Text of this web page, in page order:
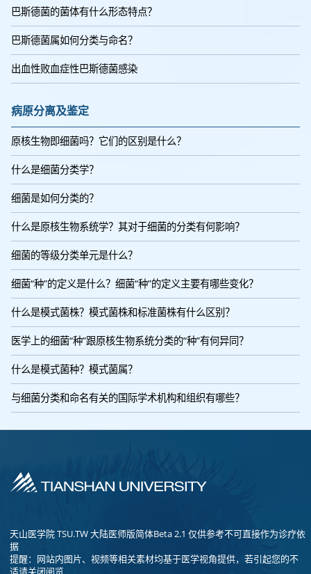
巴斯德菌的菌体有什么形态特点？
巴斯德菌属如何分类与命名？
出血性败血症性巴斯德菌感染
病原分离及鉴定
原核生物即细菌吗？它们的区别是什么？
什么是细菌分类学？
细菌是如何分类的？
什么是原核生物系统学？其对于细菌的分类有何影响？
细菌的等级分类单元是什么？
细菌“种”的定义是什么？细菌“种”的定义主要有哪些变化？
什么是模式菌株？模式菌株和标准菌株有什么区别？
医学上的细菌“种”跟原核生物系统分类的“种”有何异同？
什么是模式菌种？模式菌属？
与细菌分类和命名有关的国际学术机构和组织有哪些？
天山医学院 TSU.TW 大陆医师版简体Beta 2.1 仅供参考不可直接作为诊疗依
据
提醒：网站内图片、视频等相关素材均基于医学视角提供，若引起您的不
适请关闭阅览